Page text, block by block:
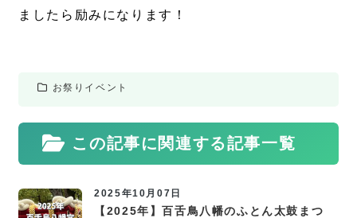
ましたら励みになります！
お祭りイベント
この記事に関連する記事一覧
2025年10月07日
【2025年】百舌鳥八幡のふとん太鼓まつ